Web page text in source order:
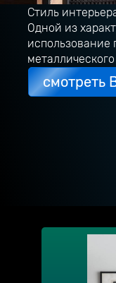
Стиль
Одной из
использование
смотреть